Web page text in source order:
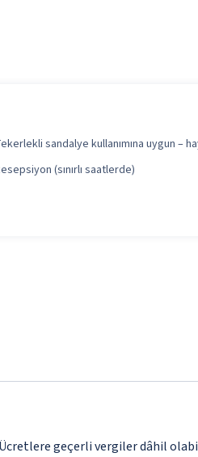
sandalye kullanımına uygun –
(sınırlı saatlerde)
geçerli vergiler dâhil